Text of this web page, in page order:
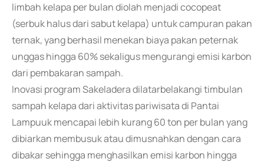
limbah kelapa per bulan diolah menjadi cocopeat
(serbuk halus dari sabut kelapa) untuk campuran pakan
ternak, yang berhasil menekan biaya pakan peternak
unggas hingga 60% sekaligus mengurangi emisi karbon
dari pembakaran sampah.
Inovasi program Sakeladera dilatarbelakangi timbulan
sampah kelapa dari aktivitas pariwisata di Pantai
Lampuuk mencapai lebih kurang 60 ton per bulan yang
dibiarkan membusuk atau dimusnahkan dengan cara
dibakar sehingga menghasilkan emisi karbon hingga